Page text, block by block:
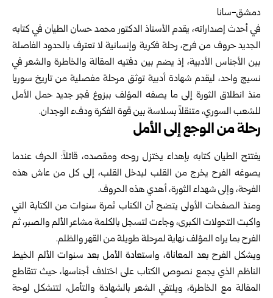
دمشق-سانا
في أحدث إصداراته، يقدم الأستاذ الدكتور محمد حسان الطيان في كتابه
الجديد حروف من فرح، رحلة فكرية وإنسانية لا تعترف بالحدود الفاصلة
بين الأجناس الأدبية، إذ يضم بين دفتيه المقالة والخاطرة والشعر في
نسيج واحد، ليقدم شهادة أدبية توثق مرحلة مفصلية من تاريخ سوريا
منذ انطلاق الثورة إلى ما يصفه المؤلف ببزوغ فجر جديد حمل الأمل
للشعب السوري، متنقلاً بسلاسة بين قوة الفكرة ودفء الوجدان.
رحلة من الوجع إلى الأمل
يفتتح الطيان كتابه بإهداء يختزل روحه ومقصده، قائلاً: الحرف عندما
يصوغه الفرح يخرج من القلب ليدخل القلب، إلى كل من عاش هذه
الفرحة، وإلى شهداء الثورة، أهدي هذه الحروف.
ومنذ الصفحات الأولى يتضح أن الكتاب ثمرة سنوات من الكتابة التي
واكبت التحولات الكبرى، وجاءت لتسجل بالكلمة مشاعر الألم والصبر، ثم
الفرح بما يراه المؤلف نهاية لمرحلة طويلة من القهر والظلم.
ويشكل الفرح بعد المعاناة، واستعادة الأمل بعد سنوات الألم الخيط
الناظم الذي يجمع نصوص الكتاب على اختلاف أجناسها، حيث تتقاطع
المقالة مع الخاطرة، ويلتقي الشعر بالشهادة والتأمل، لتتشكل لوحة